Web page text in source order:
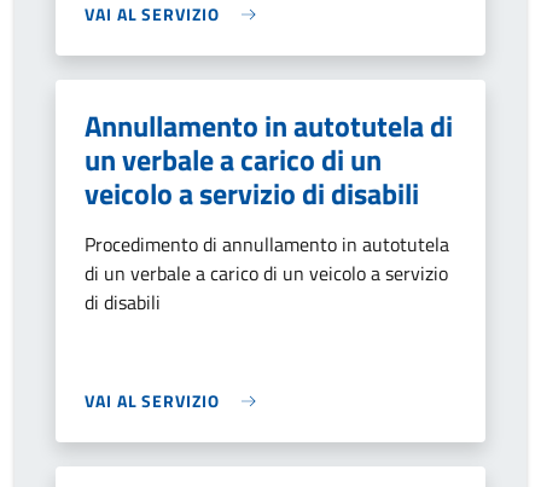
VAI AL SERVIZIO
Annullamento in autotutela di
un verbale a carico di un
veicolo a servizio di disabili
Procedimento di annullamento in autotutela
di un verbale a carico di un veicolo a servizio
di disabili
VAI AL SERVIZIO